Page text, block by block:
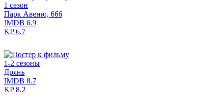
1 сезон
Парк Авеню, 666
IMDB 6.9
KP6.7
1-2 сезоны
Дрянь
IMDB 8.7
KP8.2